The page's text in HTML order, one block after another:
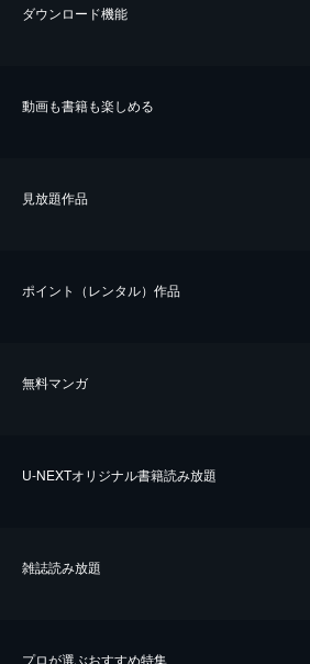
ダウンロード機能
動画も書籍も楽しめる
⾒放題作品
ポイント（レンタル）作品
無料マンガ
U-NEXTオリジナル書籍読み放題
雑誌読み放題
プロが選ぶおすすめ特集